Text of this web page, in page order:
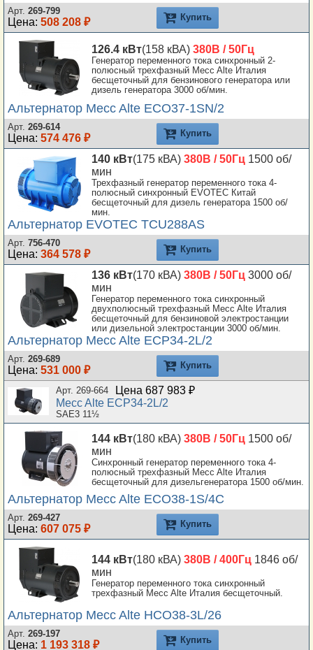
Арт. 269-799
Цена: 508 208 ₽ Купить
126.4 кВт(158 кВА) 380В / 50Гц
Генератор переменного тока синхронный 2-
полюсный трехфазный Mecc Alte Италия
бесщеточный для бензинового генератора или
дизель генератора 3000 об/мин.
Альтернатор Mecc Alte ECO37-1SN/2
Арт. 269-614
Цена: 574 476 ₽ Купить
140 кВт(175 кВА) 380В / 50Гц 1500 об/
мин
Трехфазный генератор переменного тока 4-
полюсный синхронный EVOTEC Китай
бесщеточный для дизель генератора 1500 об/
мин.
Альтернатор EVOTEC TCU288AS
Арт. 756-470
Цена: 364 578 ₽ Купить
136 кВт(170 кВА) 380В / 50Гц 3000 об/
мин
Генератор переменного тока синхронный
двухполюсный трехфазный Mecc Alte Италия
бесщеточный для бензиновой электростанции
или дизельной электростанции 3000 об/мин.
Альтернатор Mecc Alte ECP34-2L/2
Арт. 269-689
Цена: 531 000 ₽ Купить
Арт. 269-664
Цена 687 983 ₽
Mecc Alte ECP34-2L/2
SAE3 11½
144 кВт(180 кВА) 380В / 50Гц 1500 об/
мин
Синхронный генератор переменного тока 4-
полюсный трехфазный Mecc Alte Италия
бесщеточный для дизельгенератора 1500 об/мин.
Альтернатор Mecc Alte ECO38-1S/4C
Арт. 269-427
Цена: 607 075 ₽ Купить
144 кВт(180 кВА) 380В / 400Гц 1846 об/
мин
Генератор переменного тока синхронный
трехфазный Mecc Alte Италия бесщеточный.
Альтернатор Mecc Alte HCO38-3L/26
Арт. 269-197
Цена: 1 193 318 ₽ Купить